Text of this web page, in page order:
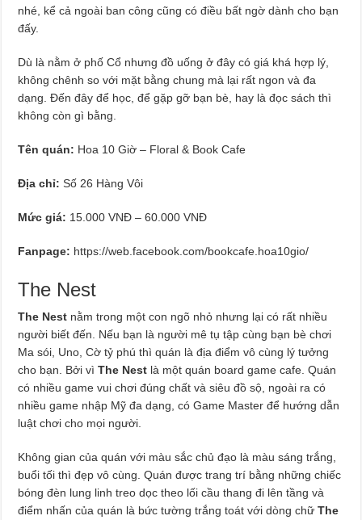
nhé, kể cả ngoài ban công cũng có điều bất ngờ dành cho bạn
đấy.
Dù là nằm ở phố Cổ nhưng đồ uống ở đây có giá khá hợp lý,
không chênh so với mặt bằng chung mà lại rất ngon và đa
dạng. Đến đây để học, để gặp gỡ bạn bè, hay là đọc sách thì
không còn gì bằng.
Tên quán: Hoa 10 Giờ – Floral & Book Cafe
Địa chỉ:Số 26 Hàng Vôi
Mức giá: 15.000 VNĐ – 60.000 VNĐ
Fanpage: https://web.facebook.com/bookcafe.hoa10gio/
The Nest
The Nest nằm trong một con ngõ nhỏ nhưng lại có rất nhiều
người biết đến. Nếu bạn là người mê tụ tập cùng bạn bè chơi
Ma sói, Uno, Cờ tỷ phú thì quán là địa điểm vô cùng lý tưởng
cho bạn. Bởi vì The Nest là một quán board game cafe. Quán
có nhiều game vui chơi đúng chất và siêu đồ sộ, ngoài ra có
nhiều game nhập Mỹ đa dạng, có Game Master để hướng dẫn
luật chơi cho mọi người.
Không gian của quán với màu sắc chủ đạo là màu sáng trắng,
buổi tối thì đẹp vô cùng. Quán được trang trí bằng những chiếc
bóng đèn lung linh treo dọc theo lối cầu thang đi lên tầng và
điểm nhấn của quán là bức tường trắng toát với dòng chữThe